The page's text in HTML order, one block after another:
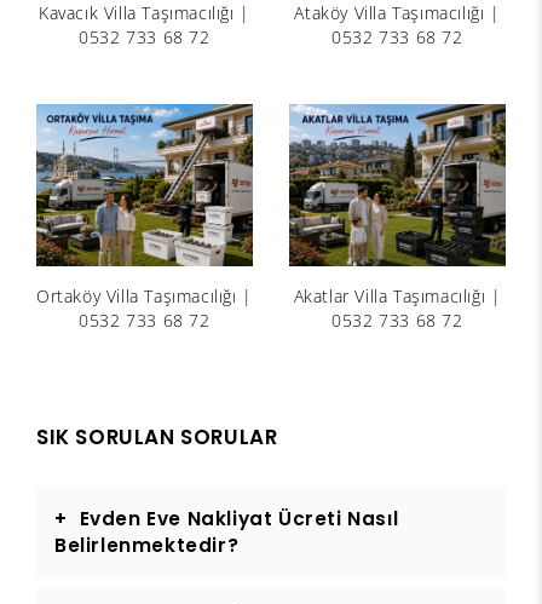
Kavacık Villa Taşımacılığı |
0532 733 68 72
Ataköy Villa Taşımacılığı |
0532 733 68 72
Ortaköy Villa Taşımacılığı |
0532 733 68 72
Akatlar Villa Taşımacılığı |
0532 733 68 72
SIK SORULAN SORULAR
Evden Eve Nakliyat Ücreti Nasıl
Belirlenmektedir?